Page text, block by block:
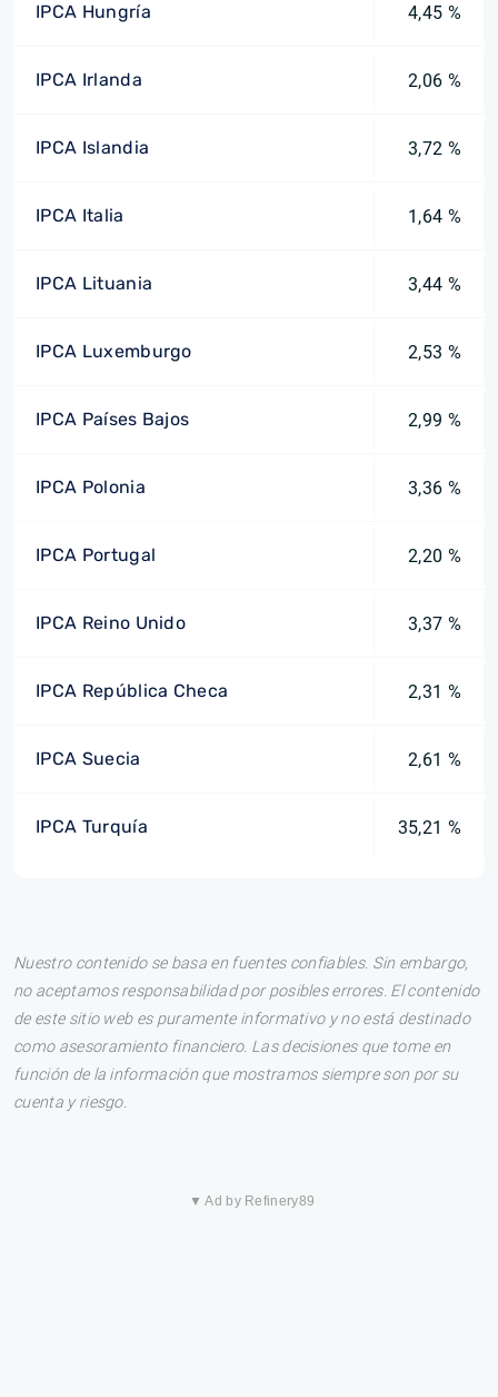
IPCA Hungría 4,45 %
IPCA Irlanda 2,06 %
IPCA Islandia 3,72 %
IPCA Italia 1,64 %
IPCA Lituania 3,44 %
IPCA Luxemburgo 2,53 %
IPCA Países Bajos 2,99 %
IPCA Polonia 3,36 %
IPCA Portugal 2,20 %
IPCA Reino Unido 3,37 %
IPCA República Checa 2,31 %
IPCA Suecia 2,61 %
IPCA Turquía 35,21 %
Nuestro contenido se basa en fuentes confiables. Sin embargo,
no aceptamos responsabilidad por posibles errores. El contenido
de este sitio web es puramente informativo y no está destinado
como asesoramiento financiero. Las decisiones que tome en
función de la información que mostramos siempre son por su
cuenta y riesgo.
▼ Ad by Refinery89